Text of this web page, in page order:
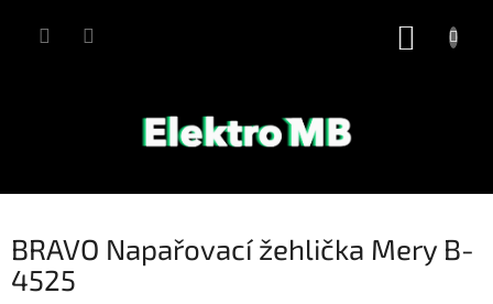
BRAVO Napařovací žehlička Mery B-
4525